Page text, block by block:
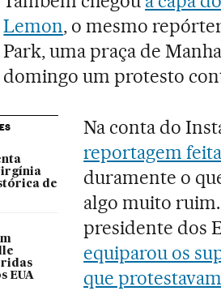
Lemon, o mesmo
Park, uma praça de
domingo um protesto
de
EUA
Na conta do
reportagem
duramente o
algo muito ruim.
presidente dos
equiparou os
que